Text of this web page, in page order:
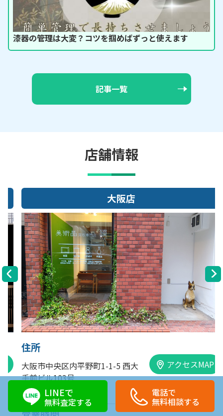
LINEで
無料査定する
電話で
無料相談する
漆器の管理は大変？コツを掴めばずっと使えます
記事一覧
店舗情報
大阪店
住所
大阪市中央区内平野町1-1-5 西大
手前ビル103号
アクセスMAP
TEL:0120-89-0007